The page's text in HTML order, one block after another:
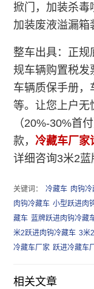
掀门，加装杀毒
加装废液溢漏箱
整车出具：正规
规车辆购置税发
车辆质保手册，
等。让您上户无
（20%-30%首
款，冷藏车厂家
详细咨询3米2蓝
关键词： 冷藏车 肉钩
肉钩冷藏车 小型跃进肉
藏车 蓝牌跃进肉钩冷藏
米2跃进肉钩冷藏车 3米
冷藏车厂家 跃进冷藏车
相关文章